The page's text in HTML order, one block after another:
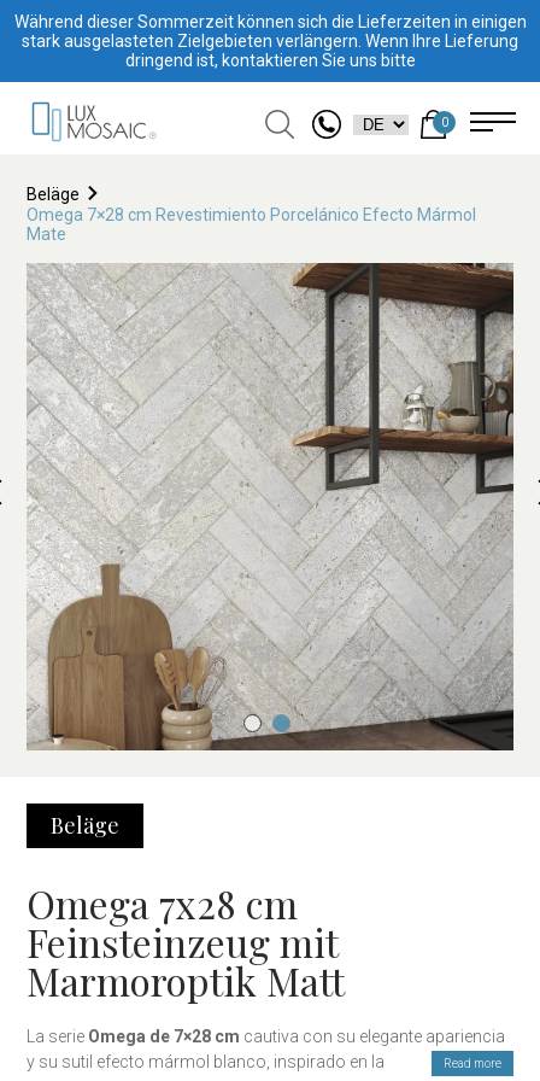
Während dieser Sommerzeit können sich die Lieferzeiten in einigen
stark ausgelasteten Zielgebieten verlängern. Wenn Ihre Lieferung
dringend ist, kontaktieren Sie uns bitte
0
Beläge
Omega 7×28 cm Revestimiento Porcelánico Efecto Mármol
Mate
Beläge
Omega 7x28 cm
Feinsteinzeug mit
Marmoroptik Matt
La serie Omega de 7×28 cm cautiva con su elegante apariencia
y su sutil efecto mármol blanco, inspirado en las mejoresRead more